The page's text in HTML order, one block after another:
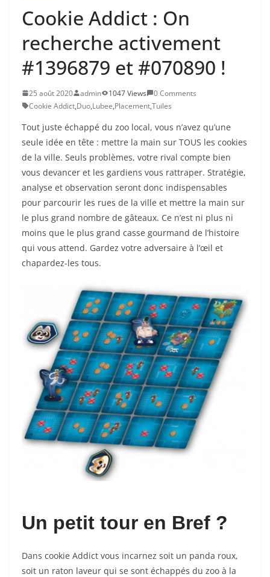
Cookie Addict : On
recherche activement
#1396879 et #070890 !
25 août 2020 admin 1047 Views
0 Comments
Cookie Addict,Duo,Lubee,Placement,Tuiles
Tout juste échappé du zoo local, vous n’avez qu’une
seule idée en tête : mettre la main sur TOUS les cookies
de la ville. Seuls problèmes, votre rival compte bien
vous devancer et les gardiens vous rattraper. Stratégie,
analyse et observation seront donc indispensables
pour parcourir les rues de la ville et mettre la main sur
le plus grand nombre de gâteaux. Ce n’est ni plus ni
moins que le plus grand casse gourmand de l’histoire
qui vous attend. Gardez votre adversaire à l’œil et
chapardez-les tous.
Un petit tour en Bref ?
Dans cookie Addict vous incarnez soit un panda roux,
soit un raton laveur qui se sont échappés du zoo à la